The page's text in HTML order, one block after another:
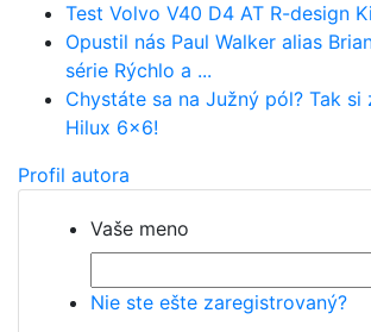
Test Volvo V40 D4 AT R-design
Opustil nás Paul Walker alias
série Rýchlo a ...
Chystáte sa na Južný pól? Tak
Hilux 6x6!
Profil autora
Vaše meno
Nie ste ešte zaregistrovaný?